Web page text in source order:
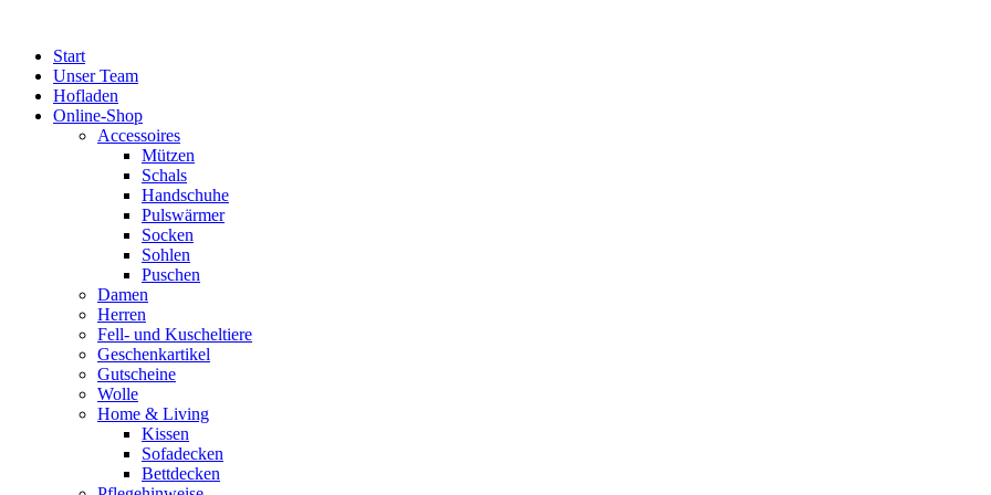
springenStart
Unser Team
Hofladen
Online-Shop
Accessoires
Mützen
Schals
Handschuhe
Pulswärmer
Socken
Sohlen
Puschen
Damen
Herren
Fell- und Kuscheltiere
Geschenkartikel
Gutscheine
Wolle
Home & Living
Kissen
Sofadecken
Bettdecken